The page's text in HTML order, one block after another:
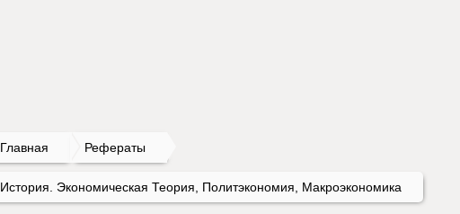
Главная Рефераты
История. Экономическая Теория, Политэкономия, Макроэкономика